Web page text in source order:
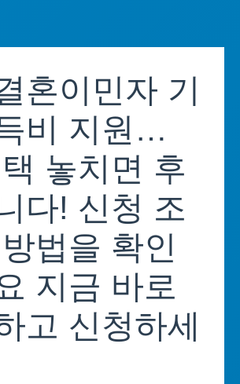
혼이민자 기
비 지원…
놓치면 후
다! 신청 조
법을 확인
지금 바로
고 신청하세